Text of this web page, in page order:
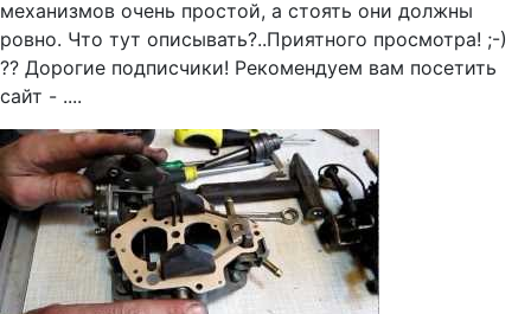
механизмов очень простой, а стоять они должны
ровно. Что тут описывать?..Приятного просмотра! ;-)
?? Дорогие подписчики! Рекомендуем вам посетить
сайт - ....